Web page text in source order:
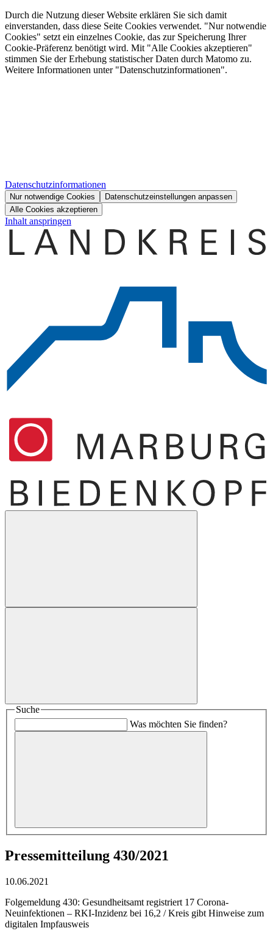
Durch die Nutzung dieser Website erklären Sie sich damit
einverstanden, dass diese Seite Cookies verwendet. "Nur notwendie
Cookies" setzt ein einzelnes Cookie, das zur Speicherung Ihrer
Cookie-Präferenz benötigt wird. Mit "Alle Cookies akzeptieren"
stimmen Sie der Erhebung statistischer Daten durch Matomo zu.
Weitere Informationen unter "Datenschutzinformationen".
Datenschutzinformationen
Nur notwendige Cookies
Datenschutzeinstellungen anpassen
Alle Cookies akzeptieren
Inhalt anspringen
Suche
Was möchten Sie finden?
Pressemitteilung 430/2021
10.06.2021
Folgemeldung 430: Gesundheitsamt registriert 17 Corona-
Neuinfektionen – RKI-Inzidenz bei 16,2 / Kreis gibt Hinweise zum
digitalen Impfausweis